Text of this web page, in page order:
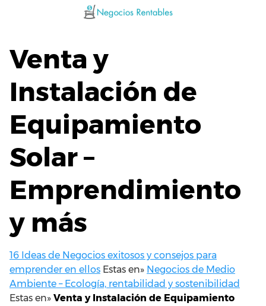
Venta y
Instalación de
Equipamiento
Solar –
Emprendimiento
y más
16 Ideas de Negocios exitosos y consejos para
emprender en ellos Estas en» Negocios de Medio
Ambiente – Ecología, rentabilidad y sostenibilidad
Estas en» Venta y Instalación de Equipamiento